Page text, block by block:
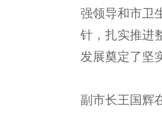
强领导和市卫
针，扎实推进
发展奠定了坚
副市长王国辉